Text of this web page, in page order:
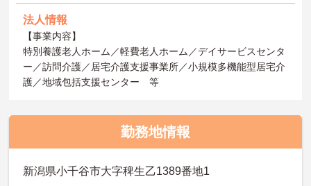
法人情報
【事業内容】
特別養護老人ホーム／軽費老人ホーム／デイサービスセンタ
ー／訪問介護／居宅介護支援事業所／小規模多機能型居宅介
護／地域包括支援センター 等
勤務地情報
新潟県小千谷市大字稗生乙1389番地1